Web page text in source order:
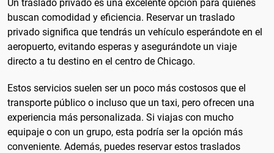
Un traslado privado es una excelente opción para quienes
buscan comodidad y eficiencia. Reservar un traslado
privado significa que tendrás un vehículo esperándote en el
aeropuerto, evitando esperas y asegurándote un viaje
directo a tu destino en el centro de Chicago.
Estos servicios suelen ser un poco más costosos que el
transporte público o incluso que un taxi, pero ofrecen una
experiencia más personalizada. Si viajas con mucho
equipaje o con un grupo, esta podría ser la opción más
conveniente. Además, puedes reservar estos traslados